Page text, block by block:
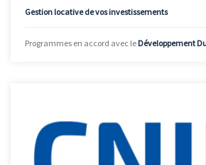
Gestion locative de vos investissements
Programmes en accord avec le Développement